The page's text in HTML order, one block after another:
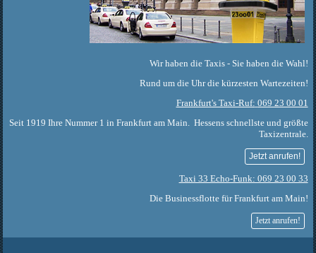
Wir haben die Taxis - Sie haben die Wahl!
Rund um die Uhr die kürzesten Wartezeiten!
Frankfurt's Taxi-Ruf: 069 23 00 01
Seit 1919 Ihre Nummer 1 in Frankfurt am Main. Hessens schnellste und größte
Taxizentrale.
Jetzt anrufen!
Taxi 33 Echo-Funk: 069 23 00 33
Die Businessflotte für Frankfurt am Main!
Jetzt anrufen!